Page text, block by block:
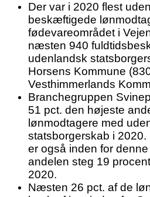
Der var i 2020 flest
beskæftigede
fødevareområdet i
næsten 940
udenlandsk
Horsens Kommune
Vesthimmerlands
Branchegruppen
51 pct. den højeste
lønmodtagere med
statsborgerskab i
er også inden for
andelen steg 19
2020.
Næsten 26 pct. af de